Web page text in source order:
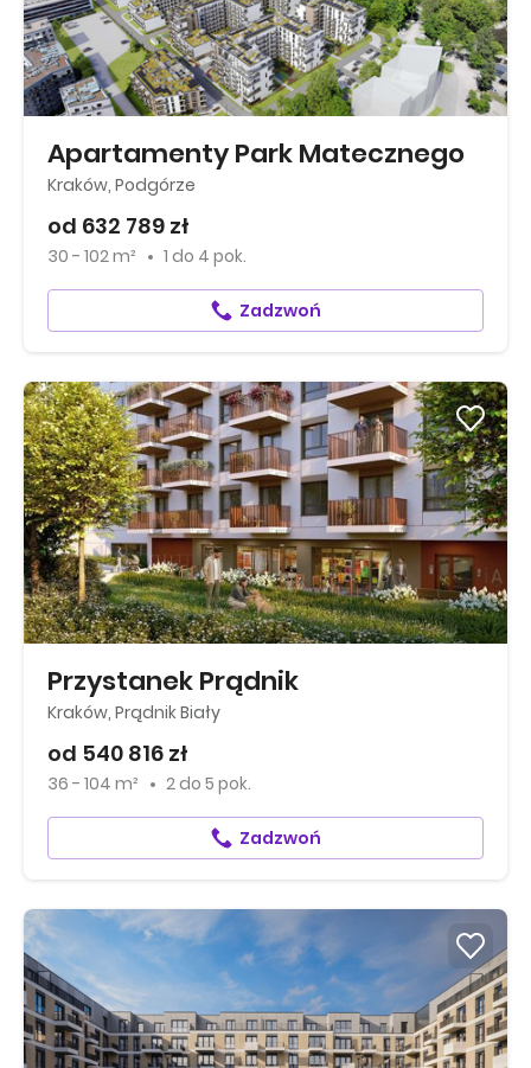
Apartamenty Park Matecznego
Kraków, Podgórze
od 632 789 zł
30 - 102 m² 1 do 4 pok.
Zadzwoń
Przystanek Prądnik
Kraków, Prądnik Biały
od 540 816 zł
36 - 104 m² 2 do 5 pok.
Zadzwoń